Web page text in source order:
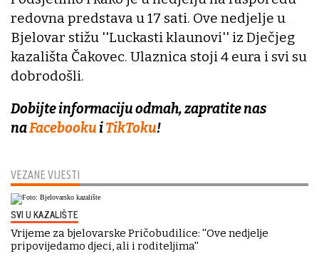
VEZANE VIJESTI
SVI U KAZALIŠTE
Vrijeme za bjelovarske Pričobudilice: ''Ove nedjelje
pripovijedamo djeci, ali i roditeljima''
redovna predstava u 17 sati. Ove nedjelje u
Bjelovar stižu ''Luckasti klaunovi'' iz Dječjeg
kazališta Čakovec. Ulaznica stoji 4 eura i svi su
dobrodošli.
Dobijte informaciju odmah, zapratite nas
naFacebookuiTikToku!